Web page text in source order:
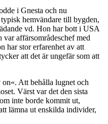
i Gnesta och nu
hemvändare till bygden,
vd. Hon har bott i USA
var affärsområdeschef med
har stor erfarenhet av att
att det är ungefär som att
Att behålla lugnet och
Värst var det den sista
inte borde kommit ut,
lämna ut enskilda indivi­der,